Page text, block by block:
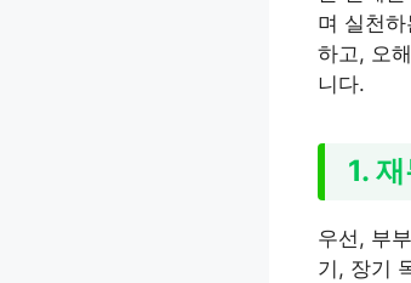
며 실천
하고, 오
니다.
1.
우선, 부
기, 장기